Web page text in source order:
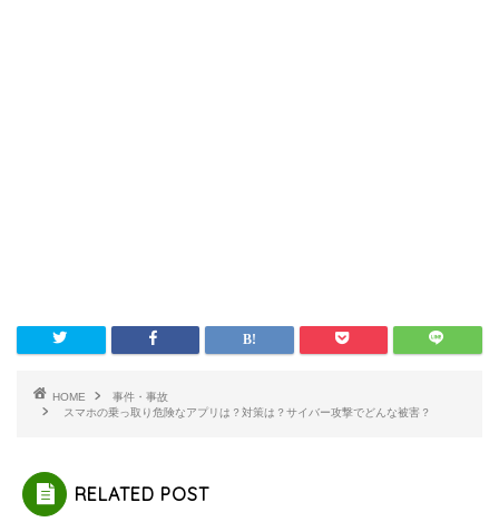
HOME
事件・事故
スマホの乗っ取り危険なアプリは？対策は？サイバー攻撃でどんな被害？
RELATED POST